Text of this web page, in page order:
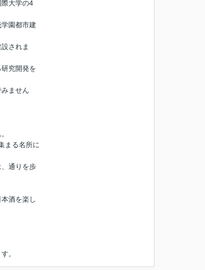
大学の4
園都市建
されま
究開発を
ません
まる名所に
通りを歩
酒を楽し
。